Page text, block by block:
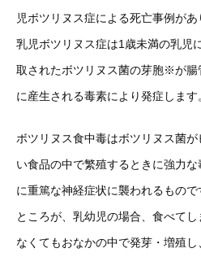
児ボツリヌス症による死亡事例があ
乳児ボツリヌス症は1歳未満の乳児
取されたボツリヌス菌の芽胞※が腸
に産生される毒素により発症します
ボツリヌス食中毒はボツリヌス菌
い食品の中で繁殖するときに強力
に重篤な神経症状に襲われるもので
ところが、乳幼児の場合、食べて
なくてもおなかの中で発芽・増殖し